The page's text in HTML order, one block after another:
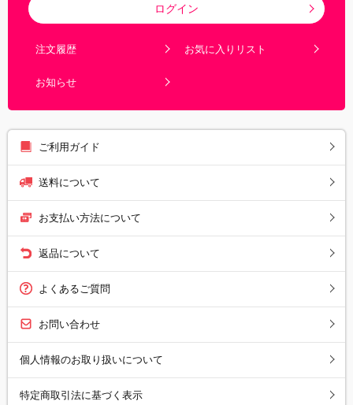
ログイン
注文履歴 お気に入りリスト
お知らせ
ご利用ガイド
送料について
お支払い方法について
返品について
よくあるご質問
お問い合わせ
個人情報のお取り扱いについて
特定商取引法に基づく表示